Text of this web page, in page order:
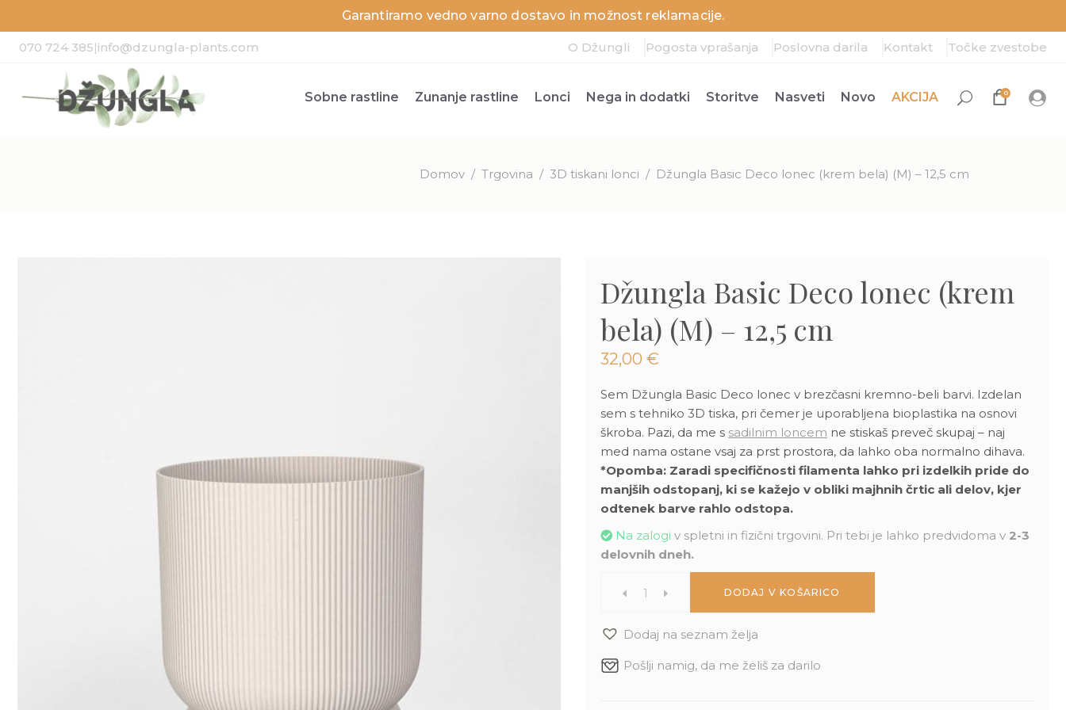
Garantiramo vedno varno dostavo in možnost reklamacije.
070 724 385|info@dzungla-plants.com O Džungli Pogosta vprašanja Poslovna darila Kontakt Točke zvestobe
Sobne rastline Zunanje rastline Lonci Nega in dodatki Storitve Nasveti Novo AKCIJA 0
Domov / Trgovina / 3D tiskani lonci / Džungla Basic Deco lonec (krem bela) (M) – 12,5 cm
Džungla Basic Deco lonec (krem
bela) (M) – 12,5 cm
32,00 €
Sem Džungla Basic Deco lonec v brezčasni kremno-beli barvi. Izdelan
sem s tehniko 3D tiska, pri čemer je uporabljena bioplastika na osnovi
škroba. Pazi, da me s sadilnim loncem ne stiskaš preveč skupaj – naj
med nama ostane vsaj za prst prostora, da lahko oba normalno dihava.
*Opomba: Zaradi specifičnosti filamenta lahko pri izdelkih pride do
manjših odstopanj, ki se kažejo v obliki majhnih črtic ali delov, kjer
odtenek barve rahlo odstopa.
Na zalogi v spletni in fizični trgovini. Pri tebi je lahko predvidoma v 2-3
delovnih dneh.
Džungla
Basic
Deco
DODAJ V KOŠARICO
Dodaj na seznam želja
Pošlji namig, da me želiš za darilo